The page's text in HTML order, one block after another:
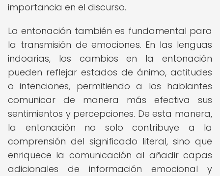
importancia en el discurso.
La entonación también es fundamental para
la transmisión de emociones. En las lenguas
indoarias, los cambios en la entonación
pueden reflejar estados de ánimo, actitudes
o intenciones, permitiendo a los hablantes
comunicar de manera más efectiva sus
sentimientos y percepciones. De esta manera,
la entonación no solo contribuye a la
comprensión del significado literal, sino que
enriquece la comunicación al añadir capas
adicionales de información emocional y